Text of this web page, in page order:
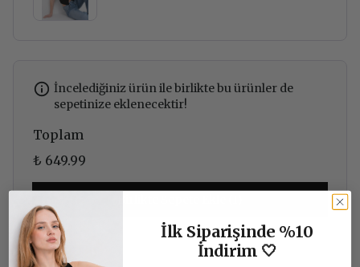
İncelediğiniz ürün ile birlikte bu ürünler de
sepetinize eklenecektir!
Toplam
₺ 649.99
İlk Siparişinde %10
İndirim 🤍